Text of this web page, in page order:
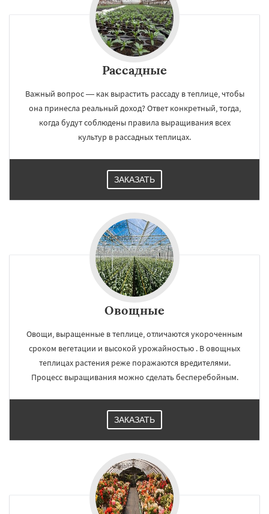
Рассадные
Важный вопрос — как вырастить рассаду в теплице, чтобы
она принесла реальный доход? Ответ конкретный, тогда,
когда будут соблюдены правила выращивания всех
культур в рассадных теплицах.
ЗАКАЗАТЬ
Овощные
Овощи, выращенные в теплице, отличаются укороченным
сроком вегетации и высокой урожайностью . В овощных
теплицах растения реже поражаются вредителями.
Процесс выращивания можно сделать бесперебойным.
ЗАКАЗАТЬ